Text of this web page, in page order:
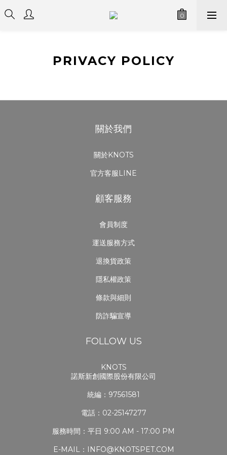
PRIVACY POLICY
關於我們
關於KNOTS
官方客服LINE
顧客服務
會員制度
運送服務方式
退換貨政策
隱私權政策
條款與細則
防詐騙宣導
FOLLOW US
KNOTS
諾斯新創國際股份有限公司
統編：97561581
電話：02-25147277
服務時間：平日 9:00 AM - 17:00 PM
E-MAIL：INFO@KNOTSPET.COM